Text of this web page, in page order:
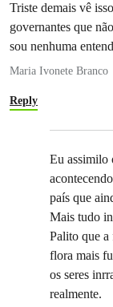
Triste demais vê
governantes que
sou nenhuma
Maria Ivonete Branco
Reply
Eu assimilo
país que
Mais tudo
Palito que a
flora mais
os seres
realmente.